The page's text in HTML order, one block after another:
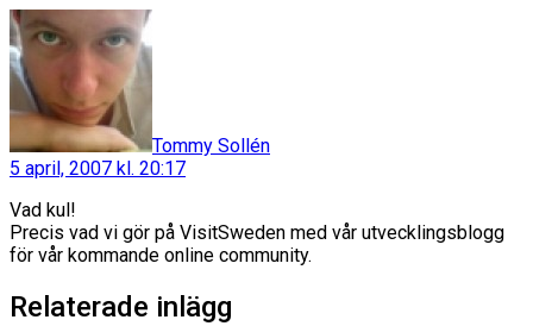
Tommy Sollén
5 april, 2007 kl. 20:17
Vad kul!
Precis vad vi gör på VisitSweden med vår utvecklingsblogg
för vår kommande online community.
Relaterade inlägg